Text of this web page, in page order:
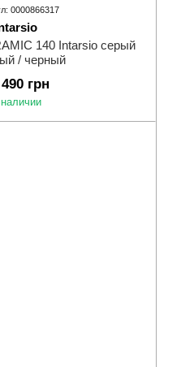
0000866317
140 Intarsio серый
/ черный
грн